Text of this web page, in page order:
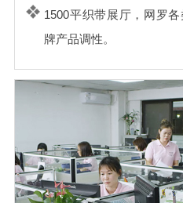
1500平织带展厅，网罗
牌产品调性。